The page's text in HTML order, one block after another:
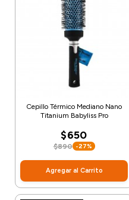
Cepillo Térmico Mediano Nano
Titanium Babyliss Pro
$650
$890 -27%
Agregar al Carrito